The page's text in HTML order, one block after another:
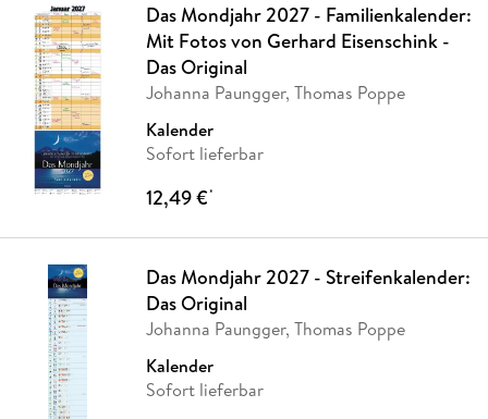
Das Mondjahr 2027 - Familienkalender:
Mit Fotos von Gerhard Eisenschink -
Das Original
Johanna Paungger, Thomas Poppe
Kalender
Sofort lieferbar
12,49 €*
Das Mondjahr 2027 - Streifenkalender:
Das Original
Johanna Paungger, Thomas Poppe
Kalender
Sofort lieferbar